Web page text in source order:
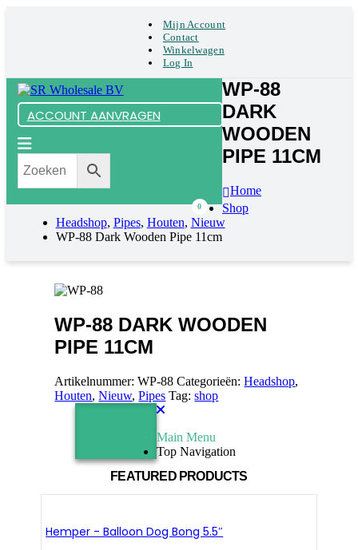
Mijn Account
Contact
Winkelwagen
Log In
ACCOUNT AANVRAGEN
0
WP-88
DARK
WOODEN
PIPE 11CM
Home
Shop
Headshop, Pipes, Houten, Nieuw
WP-88 Dark Wooden Pipe 11cm
WP-88 DARK WOODEN
PIPE 11CM
Artikelnummer:WP-88 Categorieën:Headshop,
Houten,Nieuw,Pipes Tag:shop
FEATURED PRODUCTS
Hemper - Balloon Dog Bong 5.5″
Main Menu
Top Navigation